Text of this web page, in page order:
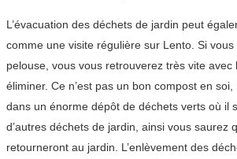
L’évacuation des déchets de jardin peut
comme une visite régulière sur Lento. Si
pelouse, vous vous retrouverez très vite avec
éliminer. Ce n’est pas un bon compost en
dans un énorme dépôt de déchets verts où il
d’autres déchets de jardin, ainsi vous saurez
retourneront au jardin. L’enlèvement des